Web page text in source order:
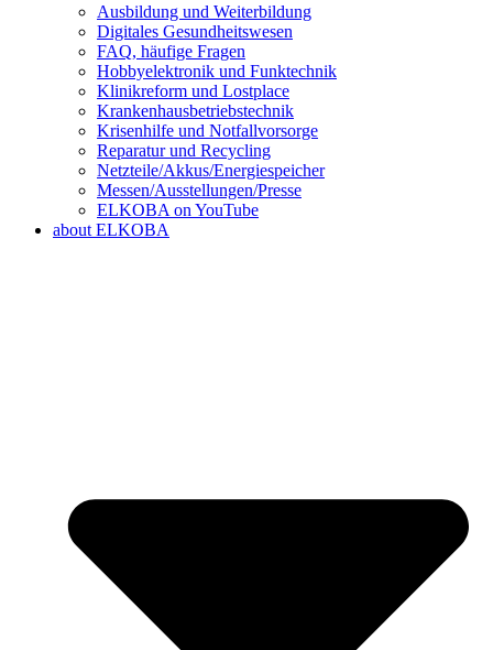
Ausbildung und Weiterbildung
Digitales Gesundheitswesen
FAQ, häufige Fragen
Hobbyelektronik und Funktechnik
Klinikreform und Lostplace
Krankenhausbetriebstechnik
Krisenhilfe und Notfallvorsorge
Reparatur und Recycling
Netzteile/Akkus/Energiespeicher
Messen/Ausstellungen/Presse
ELKOBA on YouTube
about ELKOBA